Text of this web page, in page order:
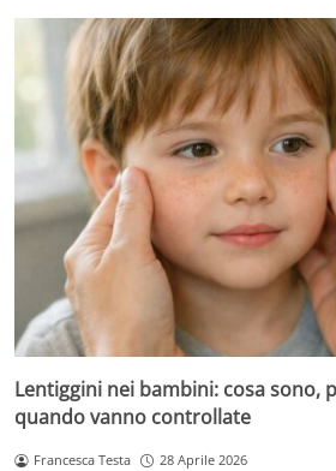
Lentiggini nei bambini: cosa sono,
quando vanno controllate
Francesca Testa 28 Aprile 2026